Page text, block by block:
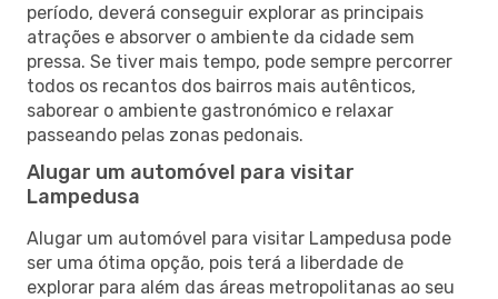
período, deverá conseguir explorar as principais
atrações e absorver o ambiente da cidade sem
pressa. Se tiver mais tempo, pode sempre percorrer
todos os recantos dos bairros mais autênticos,
saborear o ambiente gastronómico e relaxar
passeando pelas zonas pedonais.
Alugar um automóvel para visitar
Lampedusa
Alugar um automóvel para visitar Lampedusa pode
ser uma ótima opção, pois terá a liberdade de
explorar para além das áreas metropolitanas ao seu